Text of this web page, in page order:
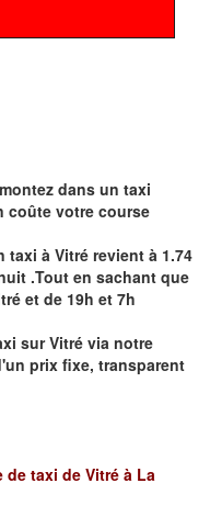
dans un taxi
coûte votre course
taxi à Vitré revient à 1.74
.Tout en sachant que
et de 19h et 7h
surVitré via notre
prix fixe, transparent
de taxi de Vitré à La